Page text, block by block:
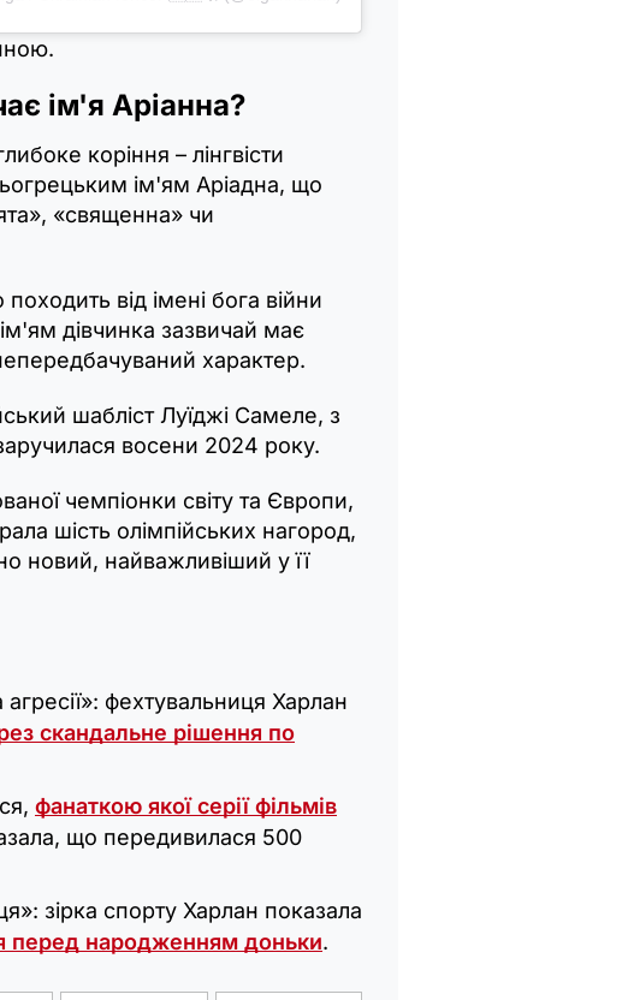
ім'я Аріанна?
коріння – лінгвісти
ім'ям Аріадна, що
«священна» чи
від імені бога війни
дівчинка зазвичай має
характер.
шабліст Луїджі Самеле, з
восени 2024 року.
чемпіонки світу та Європи,
шість олімпійських нагород,
новий, найважливіший у її
фехтувальниця Харлан
скандальне рішення по
фанаткою якої серії фільмів
що передивилася 500
зірка спорту Харлан показала
перед народженням доньки.